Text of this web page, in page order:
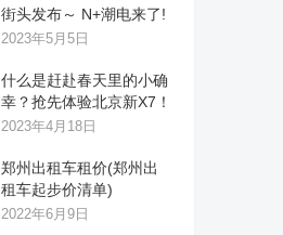
街头发布～ N+潮电来了!
2023年5月5日
什么是赶赴春天里的小确
幸？抢先体验北京新X7！
2023年4月18日
郑州出租车租价(郑州出
租车起步价清单)
2022年6月9日